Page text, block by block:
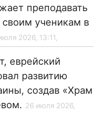
преподавать
ученикам в
2026, 13:11,
еврейский
развитию
создав «Храм
26 июля 2026,